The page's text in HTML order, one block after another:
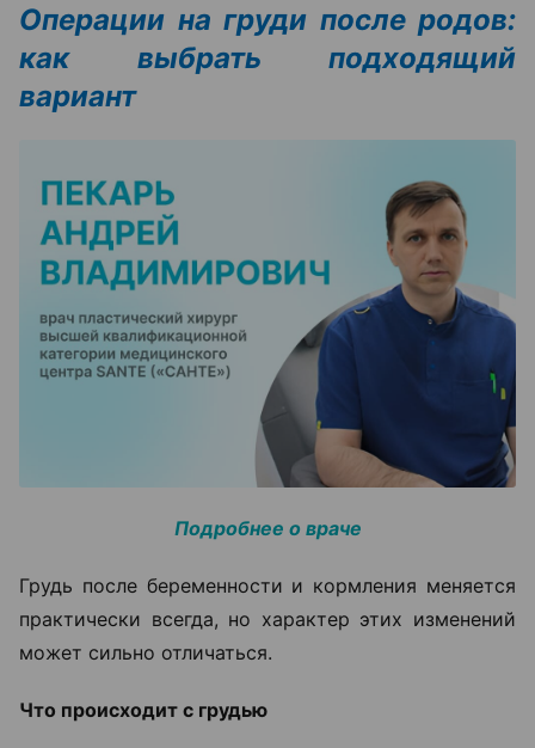
Операции на груди после родов:
как выбрать подходящий
вариант
Подробнее о враче
Грудь после беременности и кормления меняется
практически всегда, но характер этих изменений
может сильно отличаться.
Что происходит с грудью